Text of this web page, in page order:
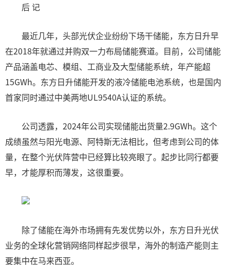
后 记
最近几年，头部光伏企业纷纷下场干储能，东方日升早
在2018年就通过并购双一力布局储能赛道。目前，公司储能
产品涵盖电芯、模组、工商业及大型储能系统，年产能超
15GWh。东方日升储能开发的液冷储能电池系统，也是国内
首家同时通过中美两地UL9540A认证的系统。
公司透露，2024年公司实现储能出货量2.9GWh。这个
成绩虽然与阳光电源、阿特斯无法相比，但考虑到公司的体
量，在整个光伏阵营中已经算比较亮眼了。起步比同行都要
早，才能厚积而薄发，这很重要。
除了储能在海外市场拥有先发优势以外，东方日升光伏
业务的全球化营销网络同样起步很早，海外的制造产能则主
要集中在马来西亚。